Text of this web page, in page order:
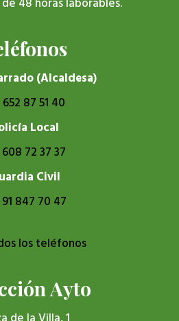
(Alcaldesa)
652 87 51 40
Local
608 72 37 37
Civil
91 847 70 47
los teléfonos
Ayto